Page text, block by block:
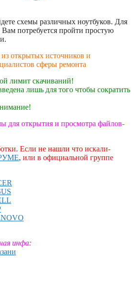
схемы различных ноутбуков. Для
Вам потребуется пройти простую
открытых источников и
сферы ремонта
лимит скачиваний!
лишь для того чтобы сократить
для открытия и просмотра файлов-
Если не нашли что искали-
, или в официальной группе
инфа: